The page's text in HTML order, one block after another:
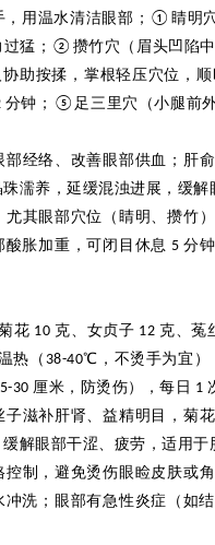
，用温水清洁眼部； ①睛明
猛； ② 攒竹穴（眉头凹陷
助按揉，掌根轻压穴位，
分钟； ⑤足三里穴（小腿前
部经络、改善眼部供血；肝
濡养，延缓混浊进展，缓
尤其眼部穴位（睛明、攒竹
胀加重，可闭目休息 5 分
花 10 克、女贞子 12 克、菟
热（ 38-40℃ ，不烫手为宜
30 厘米，防烫伤），每日 1
子滋补肝肾、益精明目，菊
解眼部干涩、疲劳，适用
控制，避免烫伤眼睑皮肤或
洗；眼部有急性炎症（如